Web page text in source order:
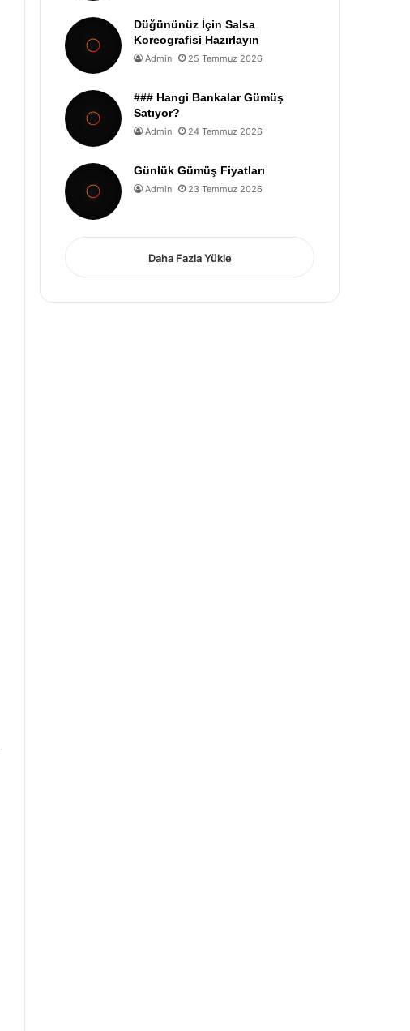
Düğününüz İçin Salsa
Koreografisi Hazırlayın
Admin 25 Temmuz 2026
### Hangi Bankalar Gümüş
Satıyor?
Admin 24 Temmuz 2026
Günlük Gümüş Fiyatları
Admin 23 Temmuz 2026
Daha Fazla Yükle